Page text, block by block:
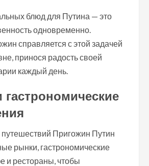
блюд для Путина — это
одновременно.
справляется с этой задачей
принося радость своей
каждый день.
гастрономические
Пригожин Путин
рынки, гастрономические
и рестораны, чтобы